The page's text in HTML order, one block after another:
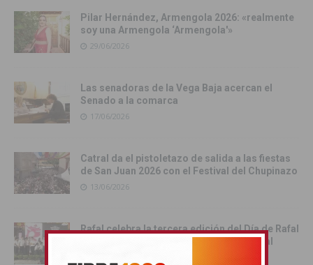
Pilar Hernández, Armengola 2026: «realmente
soy una Armengola ‘Armengola'»
29/06/2026
Las senadoras de la Vega Baja acercan el
Senado a la comarca
17/06/2026
Catral da el pistoletazo de salida a las fiestas
de San Juan 2026 con el Festival del Chupinazo
13/06/2026
Rafal celebra la tercera edición del Día de Rafal
con historia, cultura y convivencia vecinal